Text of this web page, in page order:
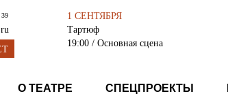
39
1 СЕНТЯБРЯ
Тартюф
19:00 / Основная сцена
О ТЕАТРЕ СПЕЦПРОЕКТЫ